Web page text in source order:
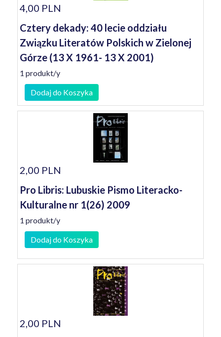
4,00 PLN
Cztery dekady: 40 lecie oddziału
Związku Literatów Polskich w Zielonej
Górze (13 X 1961- 13 X 2001)
1 produkt/y
Dodaj do Koszyka
2,00 PLN
Pro Libris: Lubuskie Pismo Literacko-
Kulturalne nr 1(26) 2009
1 produkt/y
Dodaj do Koszyka
2,00 PLN